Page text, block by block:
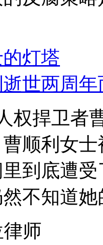
灯塔
世两周年
权捍卫者
顺利女
到底遭
不知道
师